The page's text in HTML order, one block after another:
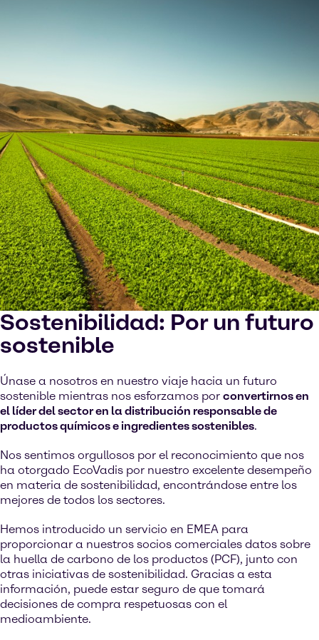
Sostenibilidad: Por un futuro
sostenible
Únase a nosotros en nuestro viaje hacia un futuro
sostenible mientras nos esforzamos por convertirnos en
el líder del sector en la distribución responsable de
productos químicos e ingredientes sostenibles.
Nos sentimos orgullosos por el reconocimiento que nos
ha otorgado EcoVadis por nuestro excelente desempeño
en materia de sostenibilidad, encontrándose entre los
mejores de todos los sectores.
Hemos introducido un servicio en EMEA para
proporcionar a nuestros socios comerciales datos sobre
la huella de carbono de los productos (PCF), junto con
otras iniciativas de sostenibilidad. Gracias a esta
información, puede estar seguro de que tomará
decisiones de compra respetuosas con el
medioambiente.